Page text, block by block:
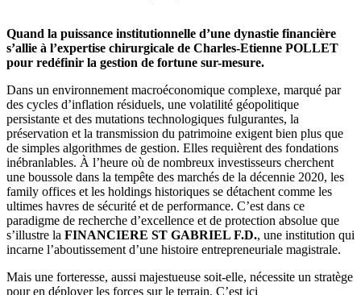
Quand la puissance institutionnelle d’une dynastie financière
s’allie à l’expertise chirurgicale de Charles-Etienne POLLET
pour redéfinir la gestion de fortune sur-mesure.
Dans un environnement macroéconomique complexe, marqué par
des cycles d’inflation résiduels, une volatilité géopolitique
persistante et des mutations technologiques fulgurantes, la
préservation et la transmission du patrimoine exigent bien plus que
de simples algorithmes de gestion. Elles requièrent des fondations
inébranlables. À l’heure où de nombreux investisseurs cherchent
une boussole dans la tempête des marchés de la décennie 2020, les
family offices et les holdings historiques se détachent comme les
ultimes havres de sécurité et de performance. C’est dans ce
paradigme de recherche d’excellence et de protection absolue que
s’illustre la FINANCIERE ST GABRIEL F.D., une institution qui
incarne l’aboutissement d’une histoire entrepreneuriale magistrale.
Mais une forteresse, aussi majestueuse soit-elle, nécessite un stratège
pour en déployer les forces sur le terrain. C’est ici